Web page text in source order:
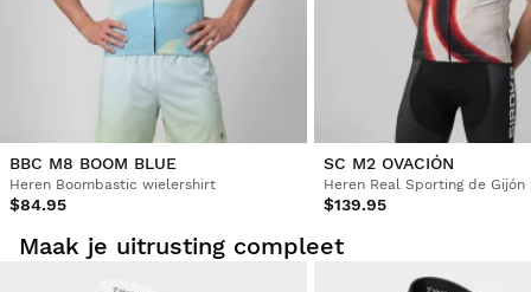
BBC M8 BOOM BLUE
Heren Boombastic wielershirt
$84.95
SC M2 OVACIÓN
$139.95
Maak je uitrusting compleet